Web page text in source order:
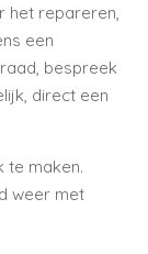
het repareren,
een
bespreek
direct een
te maken.
weer met